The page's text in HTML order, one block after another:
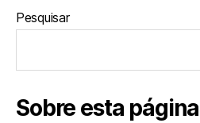
Pesquisar
Sobre esta página